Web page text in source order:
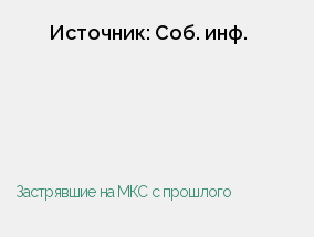
Источник: Соб. инф.
Застрявшие на МКС с прошлого